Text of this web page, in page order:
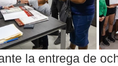
la entrega de